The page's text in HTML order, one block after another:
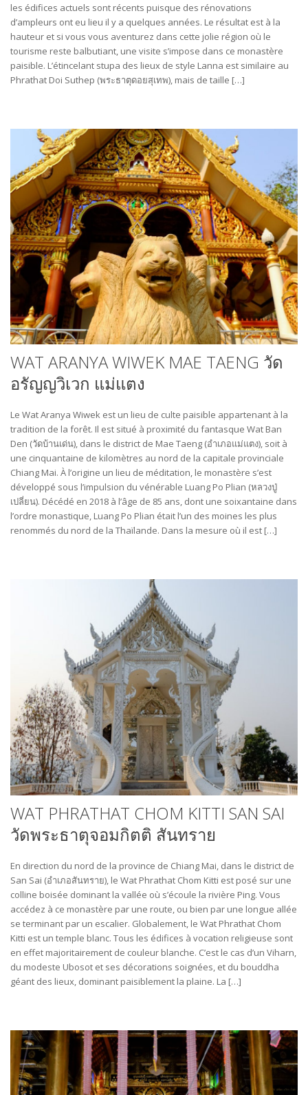
les édifices actuels sont récents puisque des rénovations
d’ampleurs ont eu lieu il y a quelques années. Le résultat est à la
hauteur et si vous vous aventurez dans cette jolie région où le
tourisme reste balbutiant, une visite s’impose dans ce monastère
paisible. L’étincelant stupa des lieux de style Lanna est similaire au
Phrathat Doi Suthep (พระธาตุดอยสุเทพ), mais de taille […]
WAT ARANYA WIWEK MAE TAENG วัด
อรัญญวิเวก แม่แตง
Le Wat Aranya Wiwek est un lieu de culte paisible appartenant à la
tradition de la forêt. Il est situé à proximité du fantasque Wat Ban
Den (วัดบ้านเด่น), dans le district de Mae Taeng (อำเภอแม่แตง), soit à
une cinquantaine de kilomètres au nord de la capitale provinciale
Chiang Mai. À l’origine un lieu de méditation, le monastère s’est
développé sous l’impulsion du vénérable Luang Po Plian (หลวงปู่
เปลี่ยน). Décédé en 2018 à l’âge de 85 ans, dont une soixantaine dans
l’ordre monastique, Luang Po Plian était l’un des moines les plus
renommés du nord de la Thaïlande. Dans la mesure où il est […]
WAT PHRATHAT CHOM KITTI SAN SAI
วัดพระธาตุจอมกิตติ สันทราย
En direction du nord de la province de Chiang Mai, dans le district de
San Sai (อำเภอสันทราย​), le Wat Phrathat Chom Kitti est posé sur une
colline boisée dominant la vallée où s’écoule la rivière Ping. Vous
accédez à ce monastère par une route, ou bien par une longue allée
se terminant par un escalier. Globalement, le Wat Phrathat Chom
Kitti est un temple blanc. Tous les édifices à vocation religieuse sont
en effet majoritairement de couleur blanche. C’est le cas d’un Viharn,
du modeste Ubosot et ses décorations soignées, et du bouddha
géant des lieux, dominant paisiblement la plaine. La […]